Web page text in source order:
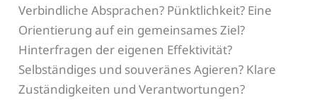
Verbindliche Absprachen? Pünktlichkeit? Eine
Orientierung auf ein gemeinsames Ziel?
Hinterfragen der eigenen Effektivität?
Selbständiges und souveränes Agieren? Klare
Zuständigkeiten und Verantwortungen?